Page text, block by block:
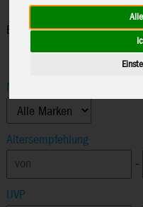
Bug Collection
Marke
Altersempfehlung
-
UVP